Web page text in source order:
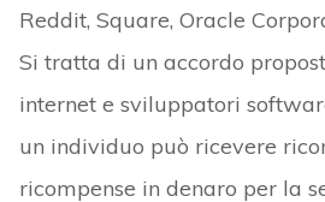
Reddit, Square, Oracle
Si tratta di un accordo
internet e sviluppatori
un individuo può ricevere
ricompense in denaro per la